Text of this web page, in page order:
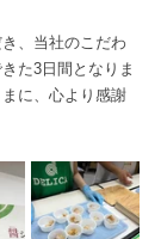
、当社のこだわ
た3日間となりま
に、心より感謝